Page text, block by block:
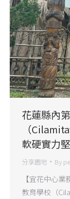
花蓮縣內
（
軟硬實力
分享園地 By
【宜花中心
教育學校（